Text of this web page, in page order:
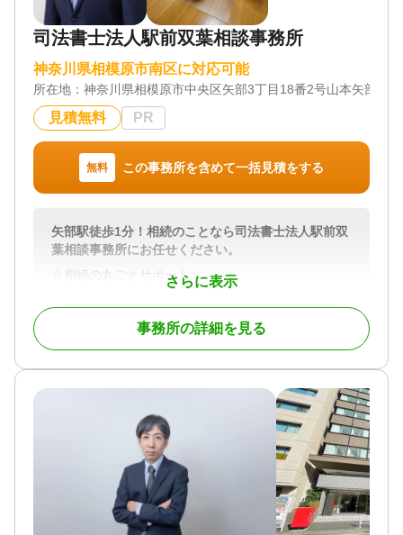
可 / 初回相談無料 / 18時以降相談可 / 事務所面談可
司法書士法人駅前双葉相談事務所
神奈川県相模原市南区に対応可能
所在地： 神奈川県相模原市中央区矢部3丁目18番2号山本矢部ビ
見積無料 PR
無料 この事務所を含めて一括見積をする
さらに表示
矢部駅徒歩1分！相続のことなら司法書士法人駅前双
葉相談事務所にお任せください。
☆相続の丸ごとサポート
弊所では、司法書士の専門である不動産の相続登記
のみならず、法定相続情報一覧図の作成、凍結され
た銀行口座・証券口座の相続手続き、相続した不動
産の売却サポート等、相続に伴う幅広い業務に対応
☆明確な費用の提示
費用のことは最初に説明し、些細なことでも相談し
やすい雰囲気作りに努めています。
☆信用第一
事務所の詳細を見る